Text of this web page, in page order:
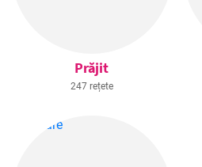
Prăjit
247 rețete